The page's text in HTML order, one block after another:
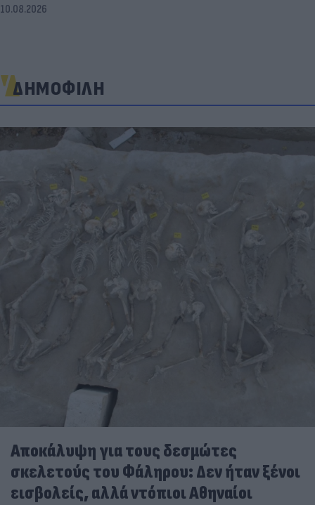
10.08.2026
ΔΗΜΟΦΙΛΗ
Αποκάλυψη για τους δεσμώτες
σκελετούς του Φάληρου: Δεν ήταν ξένοι
εισβολείς, αλλά ντόπιοι Αθηναίοι